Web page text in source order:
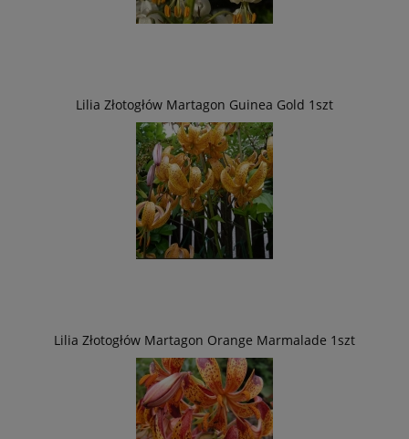
Lilia Złotogłów Martagon Guinea Gold 1szt
Lilia Złotogłów Martagon Orange Marmalade 1szt